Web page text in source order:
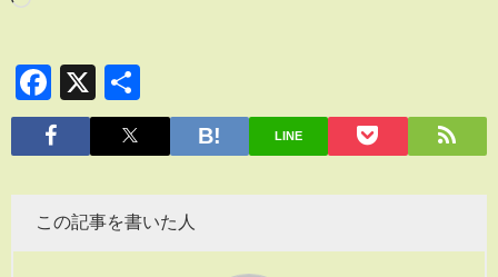
Facebook
X
有
LINE
この記事を書いた人